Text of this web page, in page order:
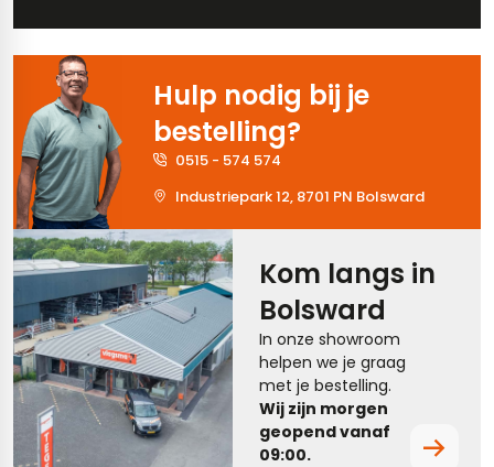
Kom langs in
Bolsward
In onze showroom
helpen we je graag
met je bestelling.
Wij zijn morgen
geopend vanaf
09:00.
Hulp nodig bij je
bestelling?
0515 - 574 574
Industriepark 12, 8701 PN Bolsward